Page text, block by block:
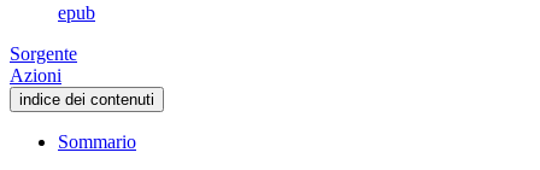
epub
Sorgente
Azioni
indice dei contenuti
Sommario